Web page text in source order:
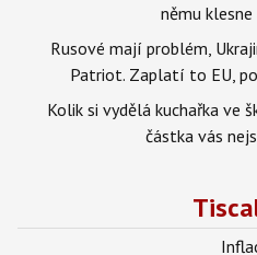
němu
Rusové mají problém,
Patriot. Zaplatí to EU,
Kolik si vydělá kuchařka ve
částka vás